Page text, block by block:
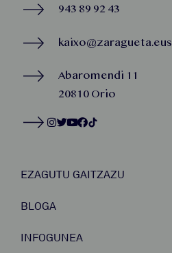
943 89 92 43
kaixo@zaragueta.eus
Abaromendi 11
20810 Orio
EZAGUTU GAITZAZU
BLOGA
INFOGUNEA